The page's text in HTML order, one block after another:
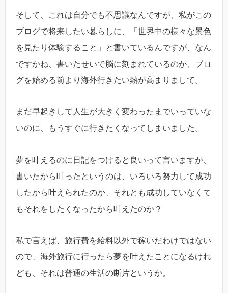
そして、これは自分でも不思議なんですが、私がこの
ブログで将来したい暮らしに、「世界中の様々な景色
を見たり体験すること」と書いているんですが、なん
ですかね、書いたせいで脳に刻まれているのか、ブロ
グを始める前より海外行きたい熱が高まりまして。
まだ早起きして人生が大きく変わったまでいっていな
いのに、もうすぐに行きたくなってしまいました。
夢を叶えるのに日記をつけると良いって言いますが、
書いたから叶ったというのは、いろいろ努力して成功
したから叶えられたのか、それとも成功していなくて
もそれをしたくなったから叶えたのか？
私で言えば、旅行費を給料以外で稼いだわけではない
ので、海外旅行に行ったら夢を叶えたことになるけれ
ども、それは普通の生活の断片というか。